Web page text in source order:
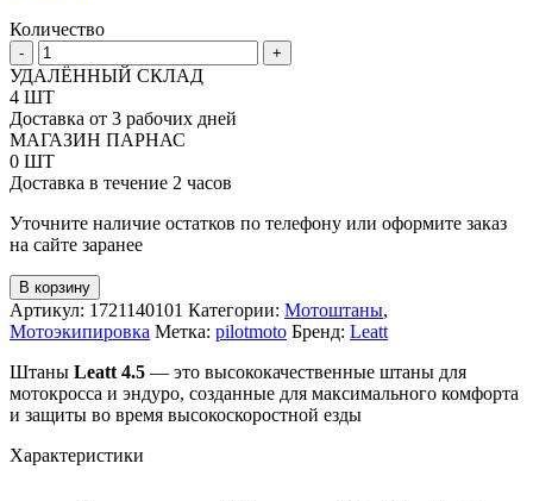
Количество
-
Количество
товара
Штаны
для
мотокросса
Leatt
4.5
+
УДАЛЁННЫЙ СКЛАД
4 ШТ
Доставка от 3 рабочих дней
МАГАЗИН ПАРНАС
0 ШТ
Доставка в течение 2 часов
Уточните наличие остатков по телефону или оформите заказ
на сайте заранее
В корзину
Артикул: 1721140101 Категории: Мотоштаны,
Мотоэкипировка Метка: pilotmoto Бренд: Leatt
Штаны Leatt 4.5 — это высококачественные штаны для
мотокросса и эндуро, созданные для максимального комфорта
и защиты во время высокоскоростной езды
Характеристики